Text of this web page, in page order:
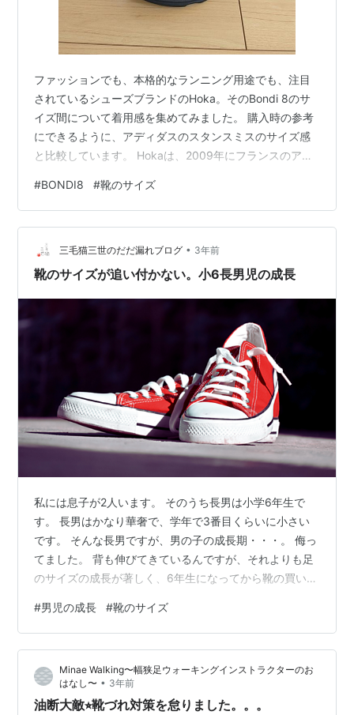
ファッションでも、本格的なランニング用途でも、注目
されているシューズブランドのHoka。そのBondi 8のサ
イズ間について着用感を集めてみました。 購入時の参考
にできるように、アディダスのスタンスミスのサイズ感
と比較しています。 Hokaは、2009年にフランスのアネ
ッション性、バランス性を備えています。現在はアメリ
カ、カリフォルニア州のサンタバーバラに拠点を移して
います。 Bondi 8は、Hokaの中でも特にクッション性が
優れています。Bondi 8には、ノーマル（型番
1123202）、ワイド（型番1127953）、エキストラワイ
#BONDI8 #靴のサイズ
三毛猫三世のだだ漏れブログ • 3年前
靴のサイズが追い付かない。小6長男児の成長
私には息子が2人います。 そのうち長男は小学6年生で
す。 長男はかなり華奢で、学年で3番目くらいに小さい
です。 そんな長男ですが、男の子の成長期・・・。 侮っ
てました。 背も伸びてきているんですが、それよりも足
のサイズの成長が著しく、6年生になってから靴の買い替
別に良いんですが、あんなに小さかった子でも男の子っ
て成長しだすと一気なんですね。 中学校の制服、大きめ
にしたけど大丈夫かな・・・。笑 良い事なんですけど
ね。あまりに急なのでびっくりしています。 そういえば
最近はご飯の量も増えたしなぁ。 ゲームもよくするけ
ど、学校から帰ってすぐは友達とサ…
#男児の成長 #靴のサイズ
Minae Walking〜幅狭足ウォーキングインストラクターのお
はなし〜 • 3年前
油断大敵⭐︎靴づれ対策を怠りました。。。